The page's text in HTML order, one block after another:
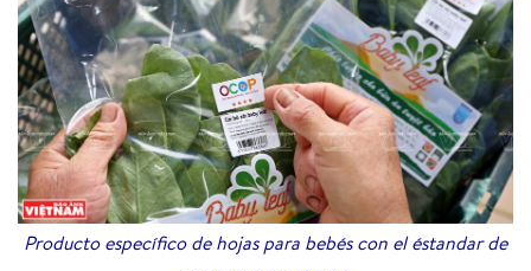
Producto específico de hojas para bebés con el éstandar de